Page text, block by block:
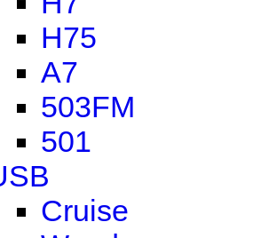
H75
A7
503FM
501
Cruise